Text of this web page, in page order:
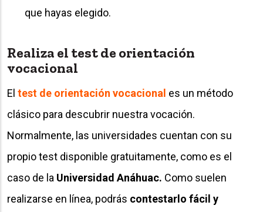
que hayas elegido.
Realiza el test de orientación
vocacional
El test de orientación vocacional es un método
clásico para descubrir nuestra vocación.
Normalmente, las universidades cuentan con su
propio test disponible gratuitamente, como es el
caso de la Universidad Anáhuac. Como suelen
realizarse en línea, podrás contestarlo fácil y